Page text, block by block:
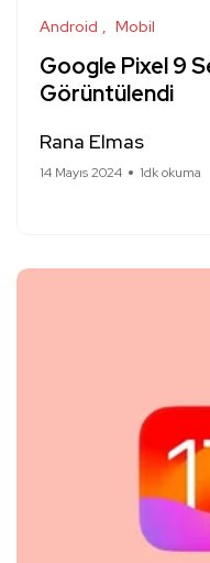
Android Mobil
Google Pixel 9
Görüntülendi
Rana Elmas
14 Mayıs 2024 1dk okuma